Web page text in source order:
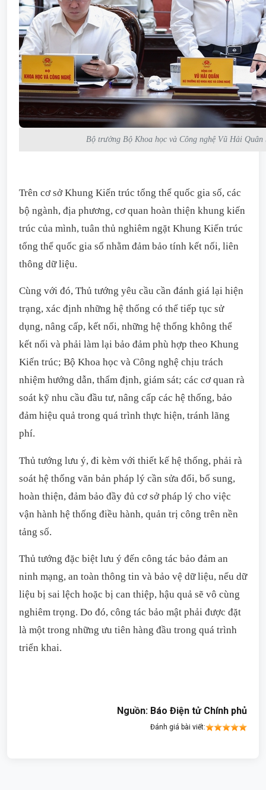
Bộ trưởng Bộ Khoa học và Công nghệ Vũ Hải
Trên cơ sở Khung Kiến trúc tổng thể quốc gia số, các
bộ ngành, địa phương, cơ quan hoàn thiện khung kiến
trúc của mình, tuân thủ nghiêm ngặt Khung Kiến trúc
tổng thể quốc gia số nhằm đảm bảo tính kết nối, liên
thông dữ liệu.
Cùng với đó, Thủ tướng yêu cầu cần đánh giá lại hiện
trạng, xác định những hệ thống có thể tiếp tục sử
dụng, nâng cấp, kết nối, những hệ thống không thể
kết nối và phải làm lại bảo đảm phù hợp theo Khung
Kiến trúc; Bộ Khoa học và Công nghệ chịu trách
nhiệm hướng dẫn, thẩm định, giám sát; các cơ quan rà
soát kỹ nhu cầu đầu tư, nâng cấp các hệ thống, bảo
đảm hiệu quả trong quá trình thực hiện, tránh lãng
phí.
Thủ tướng lưu ý, đi kèm với thiết kế hệ thống, phải rà
soát hệ thống văn bản pháp lý cần sửa đổi, bổ sung,
hoàn thiện, đảm bảo đầy đủ cơ sở pháp lý cho việc
vận hành hệ thống điều hành, quản trị công trên nền
tảng số.
Thủ tướng đặc biệt lưu ý đến công tác bảo đảm an
ninh mạng, an toàn thông tin và bảo vệ dữ liệu, nếu dữ
liệu bị sai lệch hoặc bị can thiệp, hậu quả sẽ vô cùng
nghiêm trọng. Do đó, công tác bảo mật phải được đặt
là một trong những ưu tiên hàng đầu trong quá trình
triển khai.
Nguồn: Báo Điện tử Chính phủ
Đánh giá bài viết: